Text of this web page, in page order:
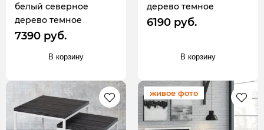
белый северное
дерево темное
7390 руб.
В корзину
дерево темное
6190 руб.
В корзину
живое фото